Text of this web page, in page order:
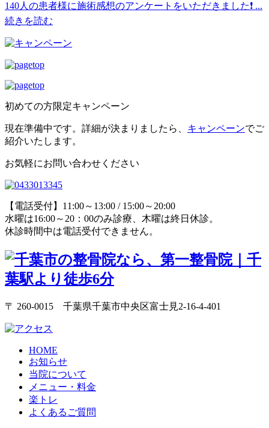
140人の患者様に施術感想のアンケートをいただきました❗ ...
続きを読む
初めての方限定キャンペーン
現在準備中です。詳細が決まりましたら、 キャンペーンでご
紹介いたします。
お気軽にお問い合わせください
【電話受付】11:00～13:00 / 15:00～20:00
水曜は16:00～20：00のみ診療、木曜は終日休診。
休診時間中は電話受付できません。
〒 260-0015 千葉県千葉市中央区富士見2-16-4-401
HOME
お知らせ
当院について
メニュー・料金
楽トレ
よくあるご質問